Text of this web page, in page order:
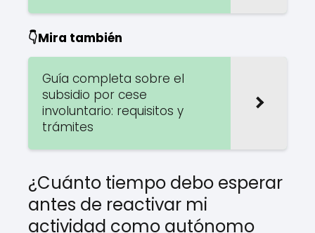
👇Mira también
Guía completa sobre el
subsidio por cese
involuntario: requisitos y
trámites
¿Cuánto tiempo debo esperar
antes de reactivar mi
actividad como autónomo